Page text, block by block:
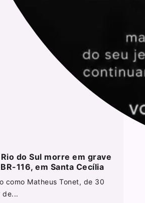
do Sul morre em grave
116, em Santa Cecília
como Matheus Tonet, de 30
de...